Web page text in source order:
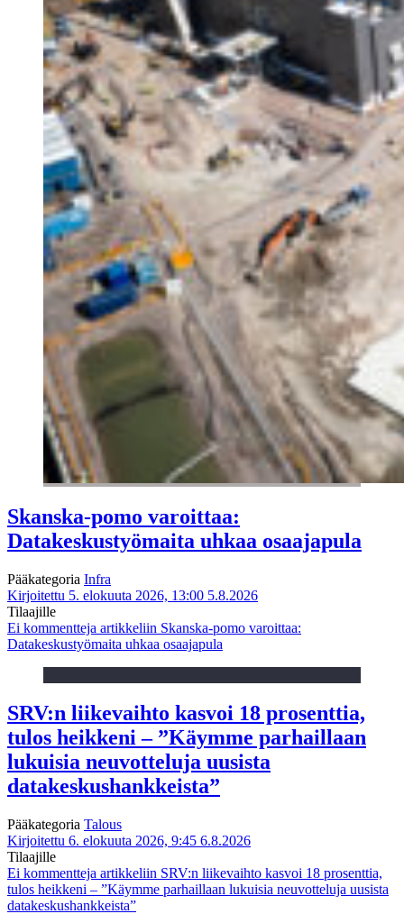
Skanska-pomo varoittaa:
Datakeskustyömaita uhkaa osaajapula
Pääkategoria Infra
Kirjoitettu 5. elokuuta 2026, 13:00 5.8.2026
Tilaajille
Ei kommentteja artikkeliin Skanska-pomo varoittaa:
Datakeskustyömaita uhkaa osaajapula
SRV:n liikevaihto kasvoi 18 prosenttia,
tulos heikkeni – ”Käymme parhaillaan
lukuisia neuvotteluja uusista
datakeskushankkeista”
Pääkategoria Talous
Kirjoitettu 6. elokuuta 2026, 9:45 6.8.2026
Tilaajille
Ei kommentteja artikkeliin SRV:n liikevaihto kasvoi 18 prosenttia,
tulos heikkeni – ”Käymme parhaillaan lukuisia neuvotteluja uusista
datakeskushankkeista”